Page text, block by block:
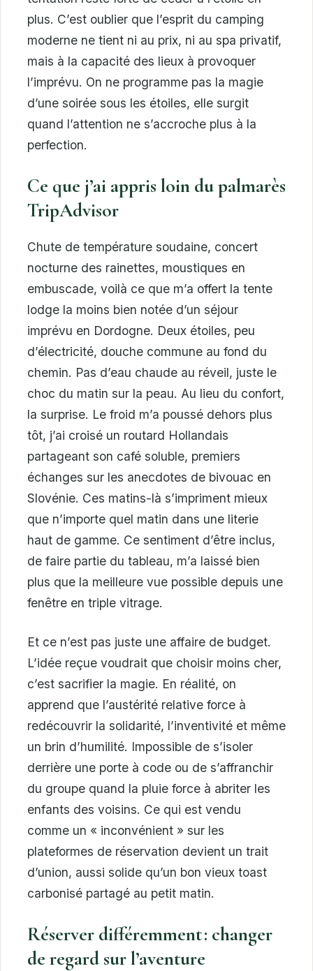
plus. C’est oublier que l’esprit du camping
moderne ne tient ni au prix, ni au spa privatif,
mais à la capacité des lieux à provoquer
l’imprévu. On ne programme pas la magie
d’une soirée sous les étoiles, elle surgit
quand l’attention ne s’accroche plus à la
perfection.
Ce que j’ai appris loin du palmarès
TripAdvisor
Chute de température soudaine, concert
nocturne des rainettes, moustiques en
embuscade, voilà ce que m’a offert la tente
lodge la moins bien notée d’un séjour
imprévu en Dordogne. Deux étoiles, peu
d’électricité, douche commune au fond du
chemin. Pas d’eau chaude au réveil, juste le
choc du matin sur la peau. Au lieu du confort,
la surprise. Le froid m’a poussé dehors plus
tôt, j’ai croisé un routard Hollandais
partageant son café soluble, premiers
échanges sur les anecdotes de bivouac en
Slovénie. Ces matins-là s’impriment mieux
que n’importe quel matin dans une literie
haut de gamme. Ce sentiment d’être inclus,
de faire partie du tableau, m’a laissé bien
plus que la meilleure vue possible depuis une
fenêtre en triple vitrage.
Et ce n’est pas juste une affaire de budget.
L’idée reçue voudrait que choisir moins cher,
c’est sacrifier la magie. En réalité, on
apprend que l’austérité relative force à
redécouvrir la solidarité, l’inventivité et même
un brin d’humilité. Impossible de s’isoler
derrière une porte à code ou de s’affranchir
du groupe quand la pluie force à abriter les
enfants des voisins. Ce qui est vendu
comme un « inconvénient » sur les
plateformes de réservation devient un trait
d’union, aussi solide qu’un bon vieux toast
carbonisé partagé au petit matin.
Réserver différemment : changer
de regard sur l’aventure